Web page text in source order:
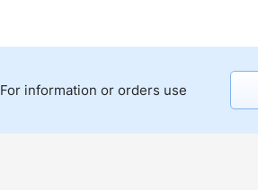
For information or orders use